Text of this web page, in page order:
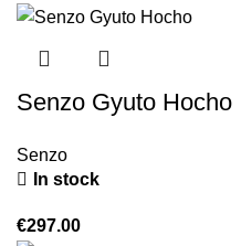
Senzo Gyuto Hocho
Senzo
In stock
€297.00